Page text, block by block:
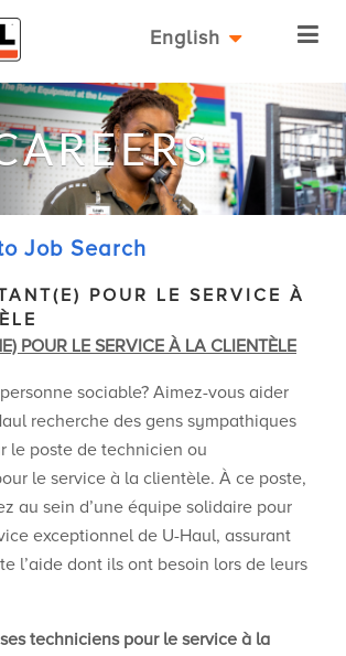
English
Job Search
POUR LE SERVICE À
POUR LE SERVICE À LA CLIENTÈLE
sociable? Aimez-vous aider
recherche des gens sympathiques
le poste de technicien ou
le service à la clientèle. À ce poste,
au sein d’une équipe solidaire pour
exceptionnel de U-Haul, assurant
l’aide dont ils ont besoin lors de leurs
techniciens pour le service à la